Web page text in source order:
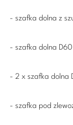
- szafka dolna z
- szafka dolna
- 2 x szafka dolna
- szafka pod